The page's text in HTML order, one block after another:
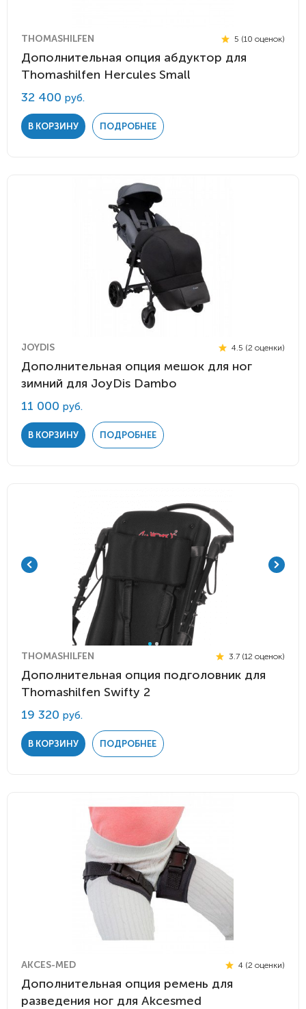
THOMASHILFEN 5 (10 оценок)
Дополнительная опция абдуктор для
Thomashilfen Hercules Small
32 400 руб.
В КОРЗИНУ ПОДРОБНЕЕ
JOYDIS 4.5 (2 оценки)
Дополнительная опция мешок для ног
зимний для JoyDis Dambo
11 000 руб.
В КОРЗИНУ ПОДРОБНЕЕ
THOMASHILFEN 3.7 (12 оценок)
Дополнительная опция подголовник для
Thomashilfen Swifty 2
19 320 руб.
В КОРЗИНУ ПОДРОБНЕЕ
AKCES-MED 4 (2 оценки)
Дополнительная опция ремень для
разведения ног для Akcesmed